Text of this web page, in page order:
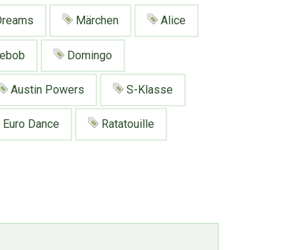
Märchen Alice
Domingo
Austin Powers S-Klasse
Euro Dance Ratatouille